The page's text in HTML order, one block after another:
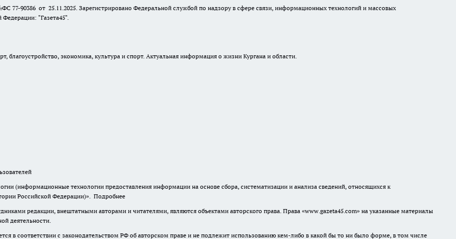
77-90386 от 25.11.2025. Зарегистрировано Федеральной службой по надзору в сфере связи, информационных технологий и массовых
"Газета45".
экономика, культура и спорт. Актуальная информация о жизни Кургана и области.
(информационные технологии предоставления информации на основе сбора, систематизации и анализа сведений, относящихся к
Российской Федерации)». Подробнее
редакции, внештатными авторами и читателями, являются объектами авторского права. Права «www.gazeta45.com» на указанные материалы
деятельности.
в соответствии с законодательством РФ об авторском праве и не подлежит использованию кем-либо в какой бы то ни было форме, в том числе